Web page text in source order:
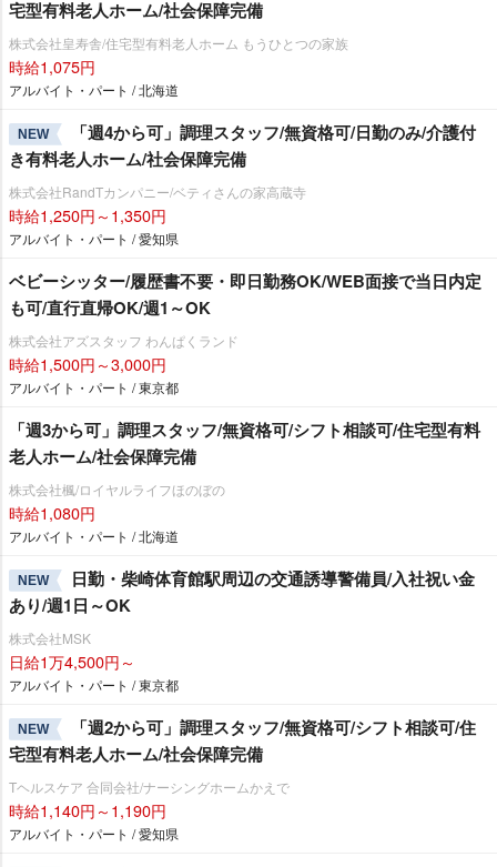
宅型有料老人ホーム/社会保障完備
株式会社皇寿舎/住宅型有料老人ホーム もうひとつの家族
時給1,075円
アルバイト・パート / 北海道
NEW
「週4から可」調理スタッフ/無資格可/日勤のみ/介護付
き有料老人ホーム/社会保障完備
株式会社RandTカンパニー/ベティさんの家高蔵寺
時給1,250円～1,350円
アルバイト・パート / 愛知県
ベビーシッター/履歴書不要・即日勤務OK/WEB面接で当日内定
も可/直行直帰OK/週1～OK
株式会社アズスタッフ わんぱくランド
時給1,500円～3,000円
アルバイト・パート / 東京都
「週3から可」調理スタッフ/無資格可/シフト相談可/住宅型有料
老人ホーム/社会保障完備
株式会社楓/ロイヤルライフほのぼの
時給1,080円
アルバイト・パート / 北海道
NEW
日勤・柴崎体育館駅周辺の交通誘導警備員/入社祝い金
あり/週1日～OK
株式会社MSK
日給1万4,500円～
アルバイト・パート / 東京都
NEW
「週2から可」調理スタッフ/無資格可/シフト相談可/住
宅型有料老人ホーム/社会保障完備
Tヘルスケア 合同会社/ナーシングホームかえで
時給1,140円～1,190円
アルバイト・パート / 愛知県